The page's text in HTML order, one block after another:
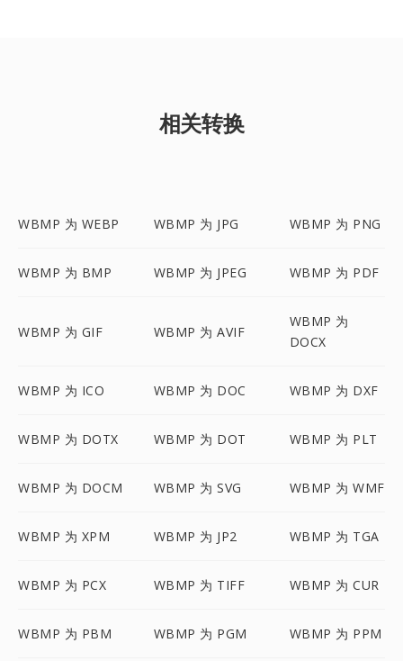
相关转换
WBMP 为 WEBP WBMP 为 JPG WBMP 为 PNG
WBMP 为 BMP WBMP 为 JPEG WBMP 为 PDF
WBMP 为 GIF WBMP 为 AVIF
WBMP 为
DOCX
WBMP 为 ICO WBMP 为 DOC WBMP 为 DXF
WBMP 为 DOTX WBMP 为 DOT WBMP 为 PLT
WBMP 为 DOCM WBMP 为 SVG WBMP 为 WMF
WBMP 为 XPM WBMP 为 JP2 WBMP 为 TGA
WBMP 为 PCX WBMP 为 TIFF WBMP 为 CUR
WBMP 为 PBM WBMP 为 PGM WBMP 为 PPM